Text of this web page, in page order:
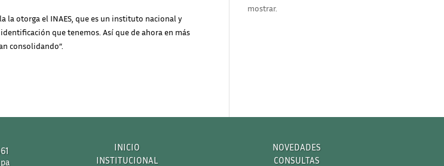
la otorga el INAES, que es un instituto nacional y
que tenemos. Así que de ahora en más
consolidando”.
mostrar.
INICIO
INSTITUCIONAL
NOVEDADES
CONSULTAS